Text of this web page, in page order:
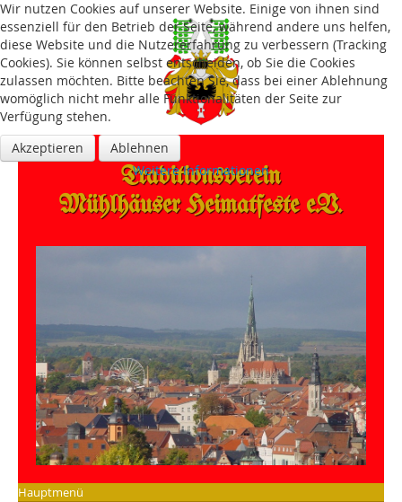
Traditions­verein
Mühlhäuser Heimatfeste e.V.
Hauptmenü
Wir nutzen Cookies auf unserer Website. Einige von ihnen sind
essenziell für den Betrieb der Seite, während andere uns helfen,
diese Website und die Nutzererfahrung zu verbessern (Tracking
Cookies). Sie können selbst entscheiden, ob Sie die Cookies
zulassen möchten. Bitte beachten Sie, dass bei einer Ablehnung
womöglich nicht mehr alle Funktionalitäten der Seite zur
Verfügung stehen.
Akzeptieren
Ablehnen
Weitere Informationen